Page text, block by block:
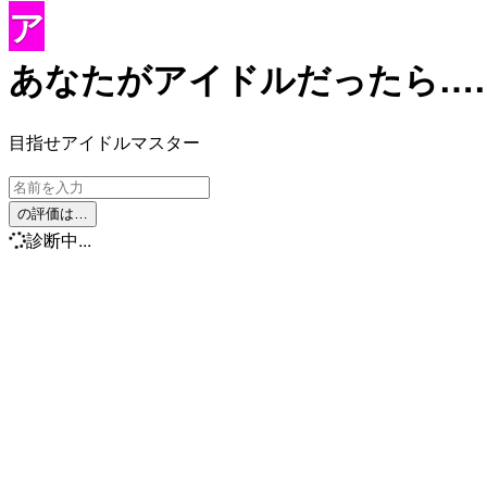
ア
あなたがアイドルだった
目指せアイドルマスター
の評価は…
診断中...